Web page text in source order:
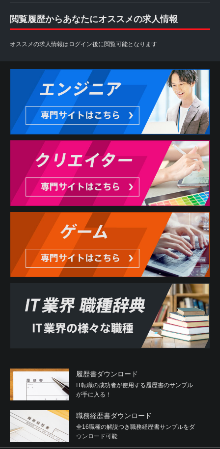
閲覧履歴からあなたにオススメの求人情報
オススメの求人情報はログイン後に閲覧可能となります
履歴書ダウンロード
IT転職の成功者が使用する履歴書のサンプル
が手に入る！
職務経歴書ダウンロード
全16職種の解説つき職務経歴書サンプルをダ
ウンロード可能